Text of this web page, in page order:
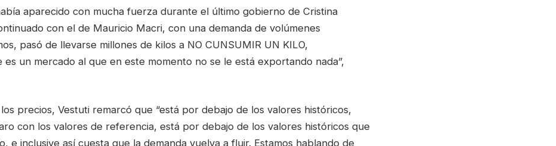
aparecido con mucha fuerza durante el último gobierno de Cristina
con el de Mauricio Macri, con una demanda de volúmenes
pasó de llevarse millones de kilos a NO CUNSUMIR UN KILO,
es un mercado al que en este momento no se le está exportando nada”,
precios, Vestuti remarcó que “está por debajo de los valores históricos,
con los valores de referencia, está por debajo de los valores históricos que
e inclusive así cuesta que la demanda vuelva a fluir. Estamos hablando de